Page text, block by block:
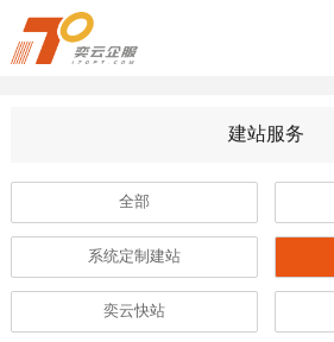
建站服务
全部
系统定制建站
奕云快站